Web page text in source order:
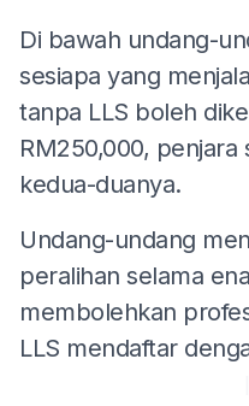
Di bawah undang-
sesiapa yang
tanpa LLS boleh
RM250,000, penjara
kedua-duanya.
Undang-undang
peralihan selama
membolehkan
LLS mendaftar